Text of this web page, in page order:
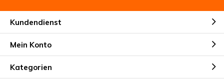
Kundendienst
Mein Konto
Kategorien